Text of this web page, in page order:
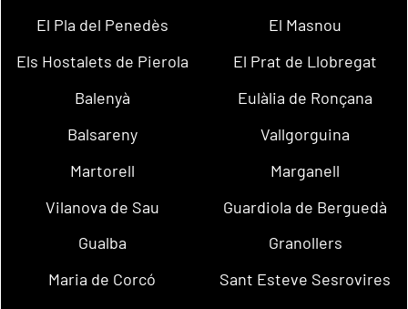
El Pla del Penedès
El Masnou
Els Hostalets de Pierola
El Prat de Llobregat
Balenyà
Eulàlia de Ronçana
Balsareny
Vallgorguina
Martorell
Marganell
Vilanova de Sau
Guardiola de Berguedà
Gualba
Granollers
Maria de Corcó
Sant Esteve Sesrovires